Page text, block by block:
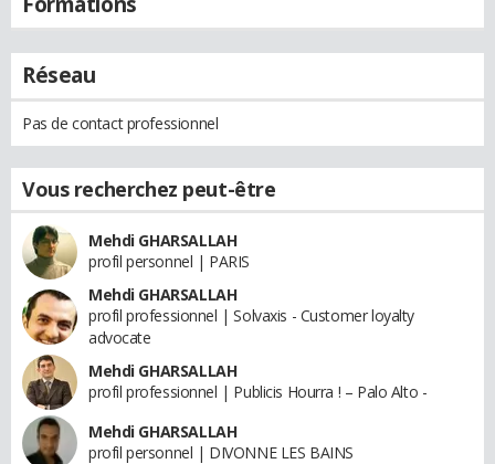
Réseau
Pas de contact professionnel
Vous recherchez peut-être
Mehdi GHARSALLAH
profil personnel | PARIS
Mehdi GHARSALLAH
profil professionnel | Solvaxis - Customer loyalty
advocate
Mehdi GHARSALLAH
profil professionnel | Publicis Hourra ! – Palo Alto -
Mehdi GHARSALLAH
profil personnel | DIVONNE LES BAINS